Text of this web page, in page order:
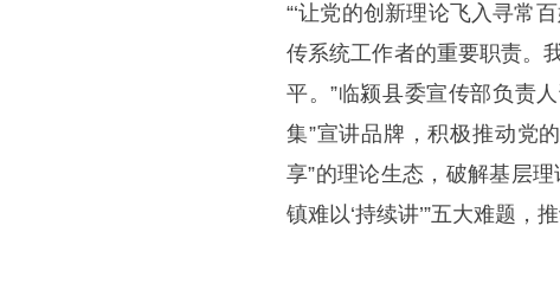
“‘让党的创新理论飞入寻常
传系统工作者的重要职责。
平。”临颍县委宣传部负责
集”宣讲品牌，积极推动党
享”的理论生态，破解基层理
镇难以‘持续讲’”五大难题，